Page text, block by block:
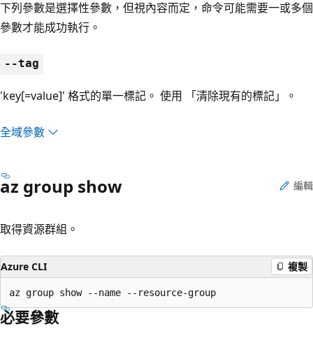
下列參數是選擇性參數，但視內容而定，命令可能需要一或多個
參數才能成功執行。
--tag
'key[=value]' 格式的單一標記。 使用 「清除現有的標記」。
全域參數
az group show 編輯
取得資源群組。
Azure CLI 複製
az group show --name --resource-group
必要參數